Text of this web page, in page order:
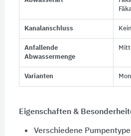
Kanalanschluss
Anfallende
Abwassermenge
Varianten
Eigenschaften &
Verschiedene